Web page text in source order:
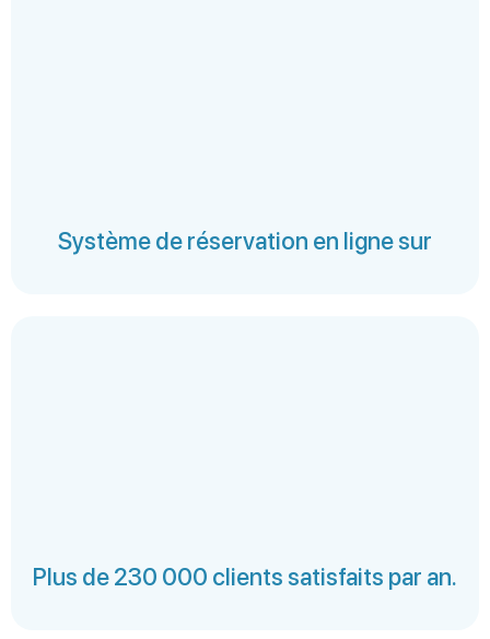
Système de réservation en ligne sur
Plus de 230 000 clients satisfaits par an.